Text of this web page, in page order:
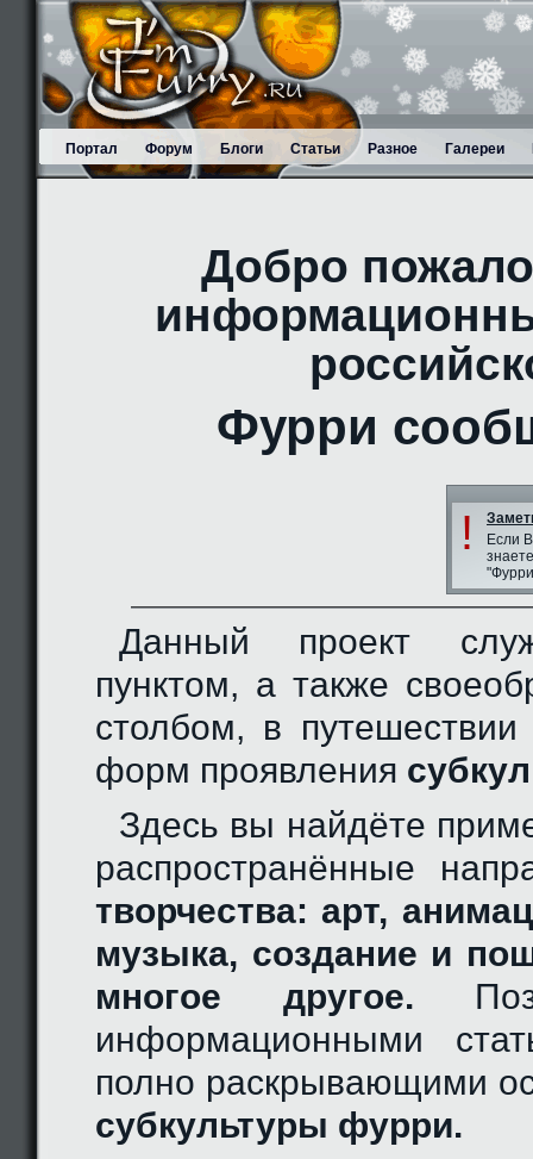
Портал Форум Блоги Статьи Разное Галереи
Добро
Фурри
!
Если
Данный проект
пунктом, а также
столбом, в
форм проявления
Здесь вы найдёте
распространённые
творчества: арт,
музыка, создание и
многое другое.
информационными
полно раскрывающими
субкультуры фурри.